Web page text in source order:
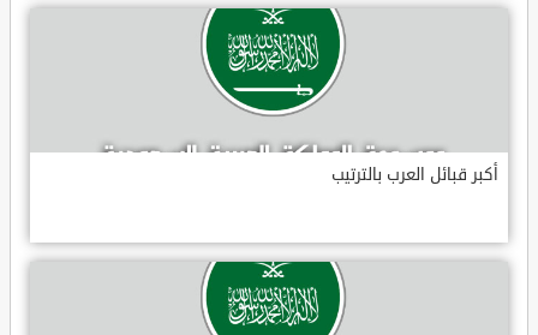
أكبر قبائل العرب بالترتيب